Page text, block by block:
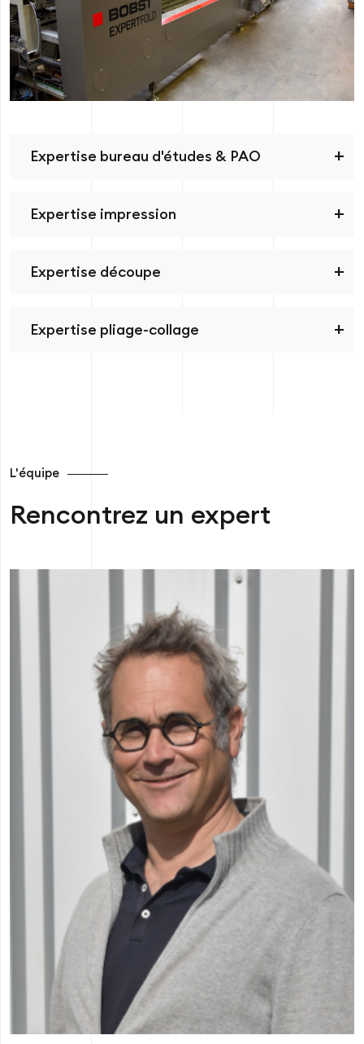
Expertise bureau d'études & PAO
Expertise impression
Expertise découpe
Expertise pliage-collage
L'équipe
Rencontrez un expert